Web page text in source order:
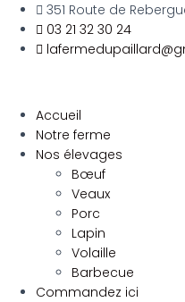
351 Route de
03 21 32 30 24
Accueil
Notre ferme
Nos élevages
Bœuf
Veaux
Porc
Lapin
Volaille
Barbecue
Commandez ici